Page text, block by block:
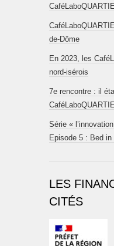
de-Dôme
En 2023, les
nord-isérois
7e rencontre : il
Série «
Episode 5 : Bed in
LES
CITÉS